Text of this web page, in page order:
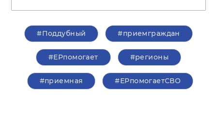
#Поддубный #приемграждан
#ЕРпомогает #регионы
#приемная #ЕРпомогаетСВО